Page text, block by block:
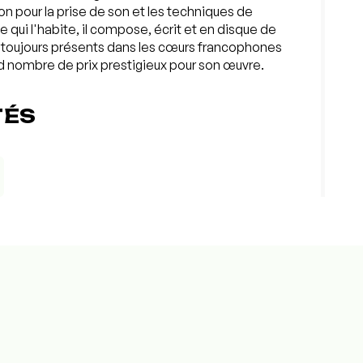
pour la prise de son et les techniques de
l'habite, il compose, écrit et en disque de
présents dans les cœurs francophones
nombre de prix prestigieux pour son œuvre.